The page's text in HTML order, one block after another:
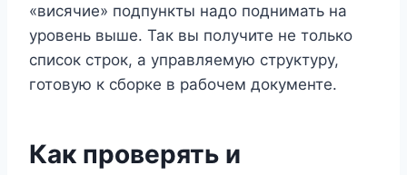
«висячие» подпункты надо поднимать на
уровень выше. Так вы получите не только
список строк, а управляемую структуру,
готовую к сборке в рабочем документе.
Как проверять и